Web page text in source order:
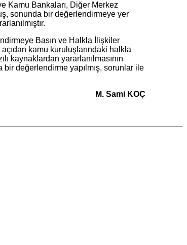
Bankaları, Diğer Merkez
sonunda bir değerlendirmeye yer
Basın ve Halkla İlişkiler
kamu kuruluşlarındaki halkla
kaynaklardan yararlanılmasının
bir değerlendirme yapılmış, sorunlar ile
M. Sami KOÇ